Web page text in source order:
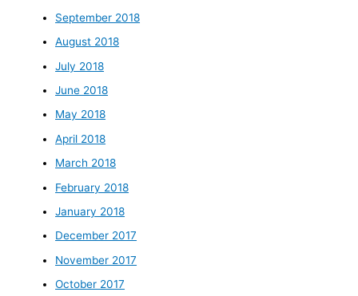
September 2018
August 2018
July 2018
June 2018
May 2018
April 2018
March 2018
February 2018
January 2018
December 2017
November 2017
October 2017